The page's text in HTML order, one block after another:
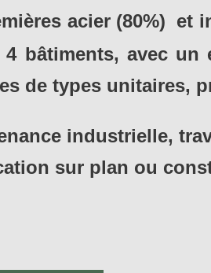
acier (80%) et
4 bâtiments, avec
de types unitaires,
industrielle,
sur plan ou